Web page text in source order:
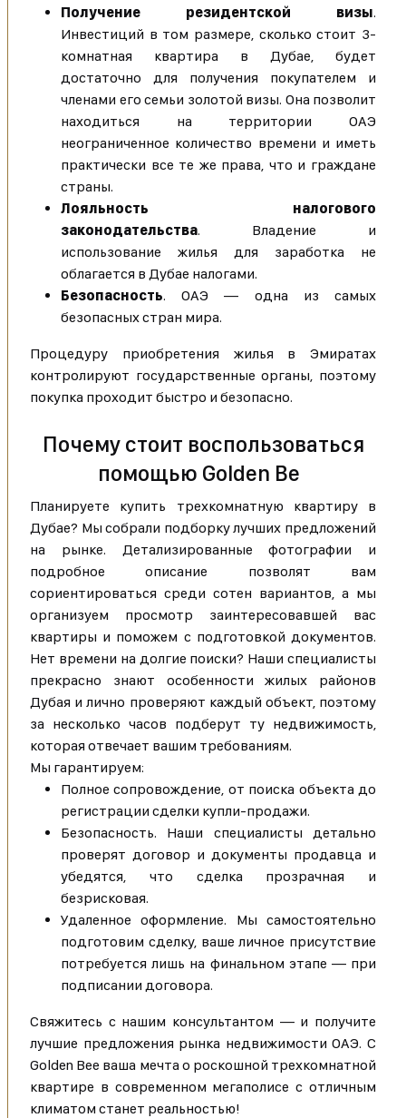
Получение резидентской визы.
Инвестиций в том размере, сколько стоит 3-
комнатная квартира в Дубае, будет
достаточно для получения покупателем и
членами его семьи золотой визы. Она позволит
находиться на территории ОАЭ
неограниченное количество времени и иметь
практически все те же права, что и граждане
страны.
Лояльность налогового
законодательства. Владение и
использование жилья для заработка не
облагается в Дубае налогами.
Безопасность. ОАЭ — одна из самых
безопасных стран мира.
Процедуру приобретения жилья в Эмиратах
контролируют государственные органы, поэтому
покупка проходит быстро и безопасно.
Почему стоит воспользоваться
помощью Golden Be
Планируете купить трехкомнатную квартиру в
Дубае? Мы собрали подборку лучших предложений
на рынке. Детализированные фотографии и
подробное описание позволят вам
сориентироваться среди сотен вариантов, а мы
организуем просмотр заинтересовавшей вас
квартиры и поможем с подготовкой документов.
Нет времени на долгие поиски? Наши специалисты
прекрасно знают особенности жилых районов
Дубая и лично проверяют каждый объект, поэтому
за несколько часов подберут ту недвижимость,
которая отвечает вашим требованиям.
Мы гарантируем:
Полное сопровождение, от поиска объекта до
регистрации сделки купли-продажи.
Безопасность. Наши специалисты детально
проверят договор и документы продавца и
убедятся, что сделка прозрачная и
безрисковая.
Удаленное оформление. Мы самостоятельно
подготовим сделку, ваше личное присутствие
потребуется лишь на финальном этапе — при
подписании договора.
Свяжитесь с нашим консультантом — и получите
лучшие предложения рынка недвижимости ОАЭ. С
Golden Bee ваша мечта о роскошной трехкомнатной
квартире в современном мегаполисе с отличным
климатом станет реальностью!